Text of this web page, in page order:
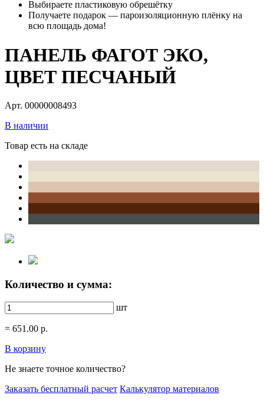
Выбираете пластиковую обрешётку
Получаете подарок — пароизоляционную плёнку на
всю площадь дома!
ПАНЕЛЬ ФАГОТ ЭКО,
ЦВЕТ ПЕСЧАНЫЙ
Арт. 00000008493
В наличии
Товар есть на складе
Количество и сумма:
шт
= 651.00 р.
В корзину
Не знаете точное количество?
Заказать бесплатный расчет Калькулятор материалов